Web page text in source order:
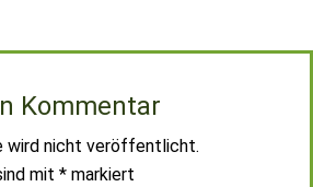
Kommentar
wird nicht veröffentlicht.
mit * markiert